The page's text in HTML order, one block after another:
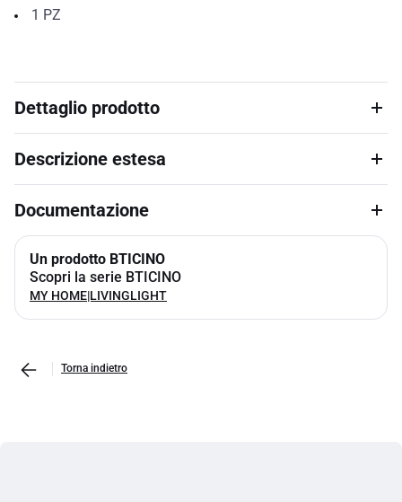
1 PZ
Dettaglio prodotto
Descrizione estesa
Documentazione
Un prodotto BTICINO
Scopri la serie BTICINO
MY HOME|LIVINGLIGHT
Torna indietro